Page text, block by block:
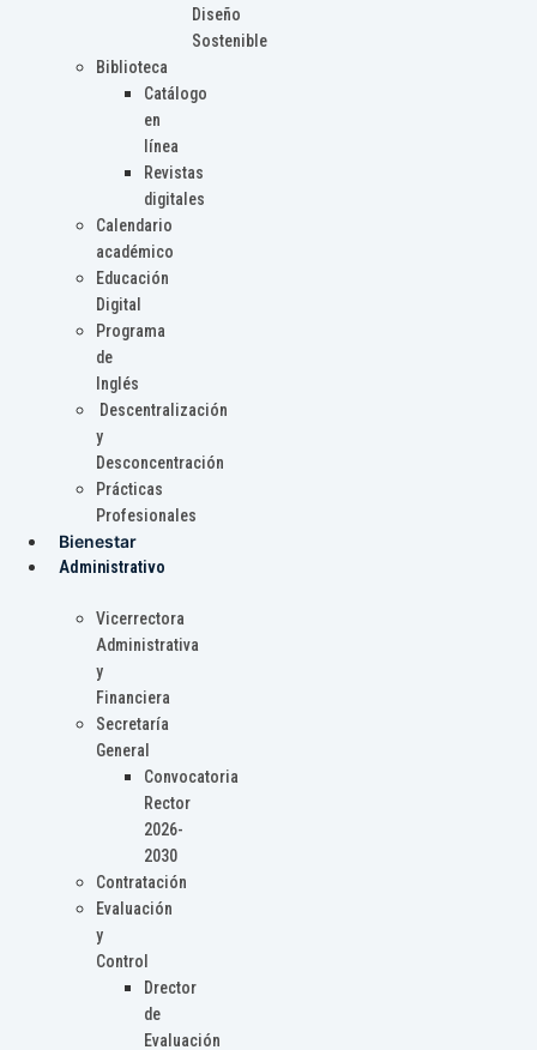
Diseño
Sostenible
Biblioteca
Catálogo
en
línea
Revistas
digitales
Calendario
académico
Educación
Digital
Programa
de
Inglés
Descentralización
y
Desconcentración
Prácticas
Profesionales
Bienestar
Administrativo
Vicerrectora
Administrativa
y
Financiera
Secretaría
General
Convocatoria
Rector
2026-
2030
Contratación
Evaluación
y
Control
Drector
de
Evaluación